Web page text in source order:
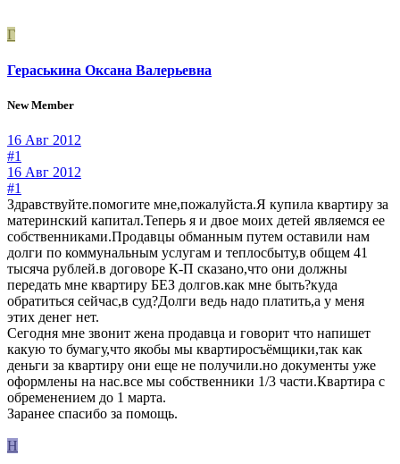
Г
Гераськина Оксана Валерьевна
New Member
16 Авг 2012
#1
16 Авг 2012
#1
Здравствуйте.помогите мне,пожалуйста.Я купила квартиру за
материнский капитал.Теперь я и двое моих детей являемся ее
собственниками.Продавцы обманным путем оставили нам
долги по коммунальным услугам и теплосбыту,в общем 41
тысяча рублей.в договоре К-П сказано,что они должны
передать мне квартиру БЕЗ долгов.как мне быть?куда
обратиться сейчас,в суд?Долги ведь надо платить,а у меня
этих денег нет.
Сегодня мне звонит жена продавца и говорит что напишет
какую то бумагу,что якобы мы квартиросъёмщики,так как
деньги за квартиру они еще не получили.но документы уже
оформлены на нас.все мы собственники 1/3 части.Квартира с
обременением до 1 марта.
Заранее спасибо за помощь.
H